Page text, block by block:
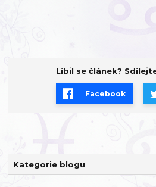
Kategorie blogu
Líbil se článek?
Facebook